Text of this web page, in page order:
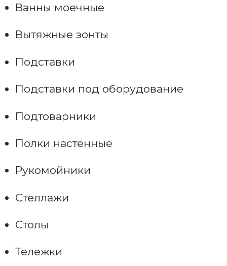
Ванны моечные
Вытяжные зонты
Подставки
Подставки под оборудование
Подтоварники
Полки настенные
Рукомойники
Стеллажи
Столы
Тележки